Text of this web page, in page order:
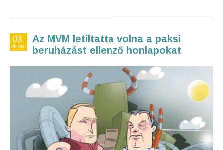
03.
Október
Az MVM letiltatta volna a paksi
beruházást ellenző honlapokat